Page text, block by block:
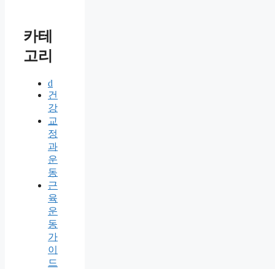
카테
고리
d
건
강
교
정
과
운
동
근
육
운
동
가
이
드